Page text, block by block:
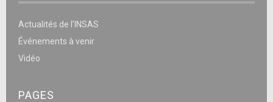
Actualités de l’INSAS
Événements à venir
Vidéo
PAGES